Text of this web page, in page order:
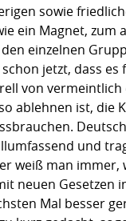
sowie
ein Magnet, zum
einzelnen
jetzt, dass
von
ablehnen ist,
und
weiß man immer,
neuen Gesetzen
Mal besser